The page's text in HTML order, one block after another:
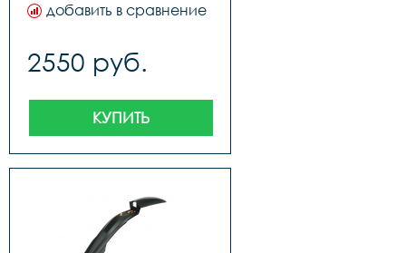
добавить в сравнение
2550 руб.
КУПИТЬ